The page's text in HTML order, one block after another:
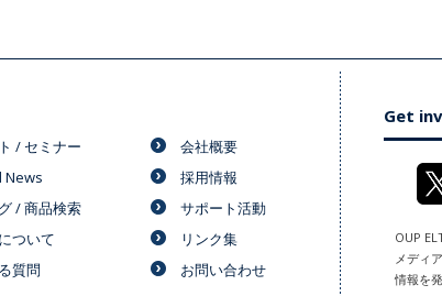
/ セミナー
News
/ 商品検索
ついて
質問
会社概要
採用情報
サポート活動
リンク集
お問い合わせ
Get
OUP
メディ
情報を